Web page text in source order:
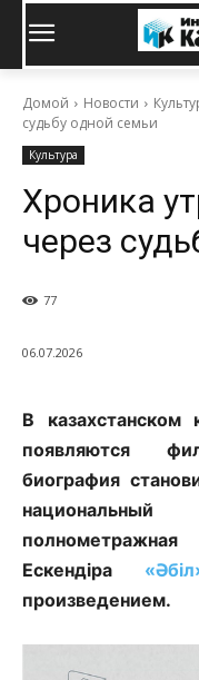
Домой Новости
судьбу одной семьи
Культура
Хроника
через
77
06.07.2026
В казахстанском
появляются
биография
Ескендіра
произведением.